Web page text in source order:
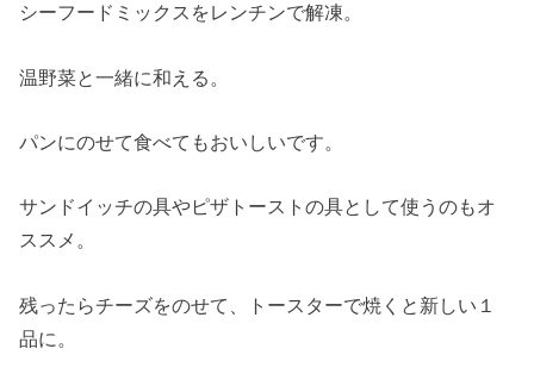
シーフードミックスをレンチンで解凍。
温野菜と一緒に和える。
パンにのせて食べてもおいしいです。
サンドイッチの具やピザトーストの具として使うのもオ
ススメ。
残ったらチーズをのせて、トースターで焼くと新しい１
品に。